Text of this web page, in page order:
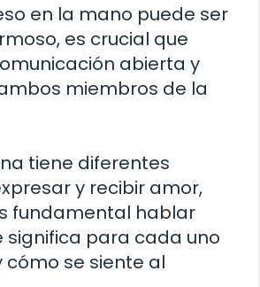
en la mano puede ser
es crucial que
abierta y
miembros de la
tiene diferentes
y recibir amor,
fundamental hablar
significa para cada uno
cómo se siente al